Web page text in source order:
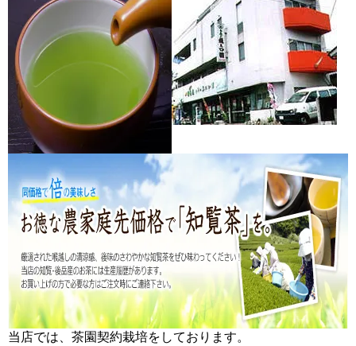
当店では、 茶園契約栽培をしております。